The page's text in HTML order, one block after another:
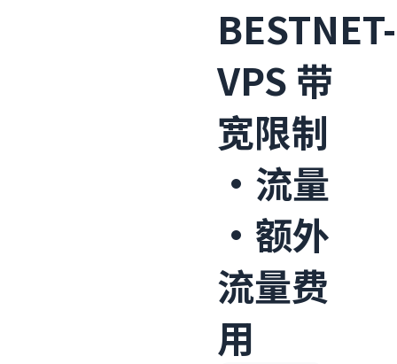
BESTNET-
VPS 带
宽限制
·流量
·额外
流量费
用